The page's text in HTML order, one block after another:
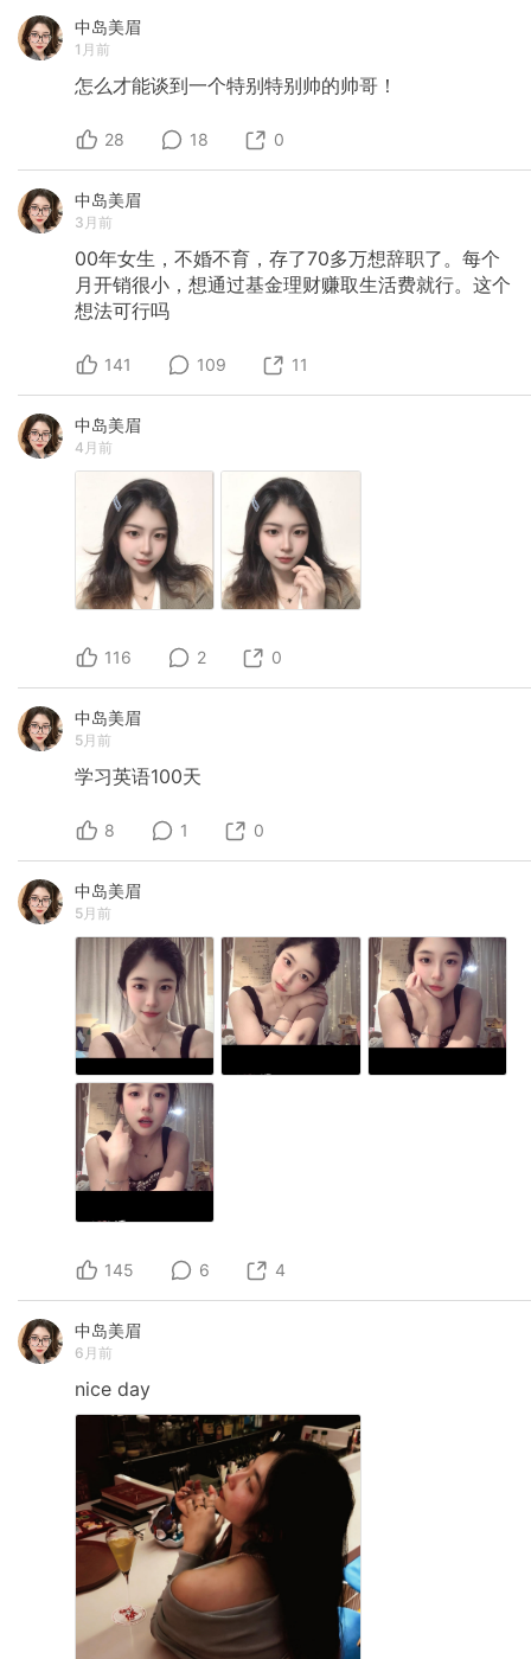
中岛美眉
1月前
怎么才能谈到一个特别特别帅的帅哥！
28 18 0
中岛美眉
3月前
00年女生，不婚不育，存了70多万想辞职了。每个
月开销很小，想通过基金理财赚取生活费就行。这个
想法可行吗
141 109 11
中岛美眉
4月前
116 2 0
中岛美眉
5月前
学习英语100天
8 1 0
中岛美眉
5月前
145 6 4
中岛美眉
6月前
nice day